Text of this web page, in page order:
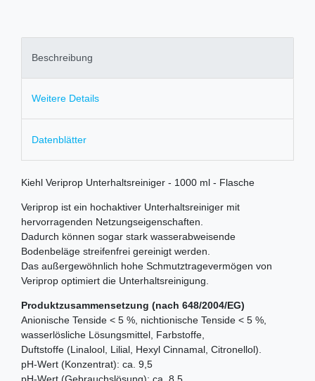
Beschreibung
Weitere Details
Datenblätter
Kiehl Veriprop Unterhaltsreiniger - 1000 ml - Flasche
Veriprop ist ein hochaktiver Unterhaltsreiniger mit
hervorragenden Netzungseigenschaften.
Dadurch können sogar stark wasserabweisende
Bodenbeläge streifenfrei gereinigt werden.
Das außergewöhnlich hohe Schmutztragevermögen von
Veriprop optimiert die Unterhaltsreinigung.
Produktzusammensetzung (nach 648/2004/EG)
Anionische Tenside < 5 %, nichtionische Tenside < 5 %,
wasserlösliche Lösungsmittel, Farbstoffe,
Duftstoffe (Linalool, Lilial, Hexyl Cinnamal, Citronellol).
pH-Wert (Konzentrat): ca. 9,5
pH-Wert (Gebrauchslösung): ca. 8,5